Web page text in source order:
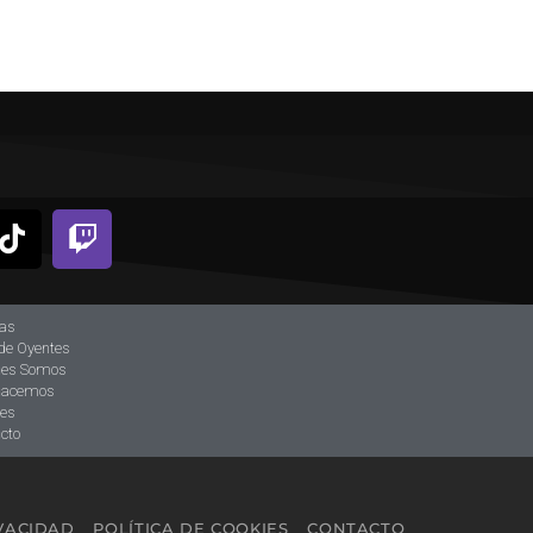
Oyentes
Somos
POLÍTICA DE COOKIES CONTACTO